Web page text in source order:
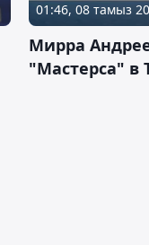
01:46, 08 тамыз
Мирра
"Мастерса" в